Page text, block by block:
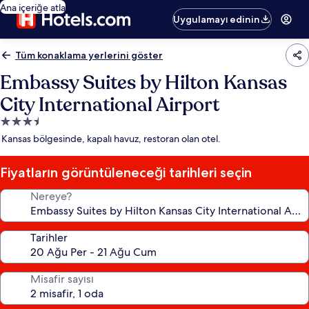
Ana içeriğe atla
Uygulamayı edinin
Tüm konaklama yerlerini göster
Embassy Suites by Hilton Kansas
City International Airport
3.5
yıldızlı
yeri
Kansas bölgesinde, kapalı havuz, restoran olan otel.
Fiyatların görüntüleneceği tarihleri seçin
Nereye?
Tarihler
Misafir sayısı